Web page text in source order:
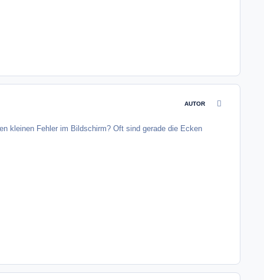
AUTOR
kleinen Fehler im Bildschirm? Oft sind gerade die Ecken